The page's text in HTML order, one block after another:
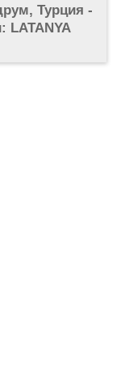
Турция -
LATANYA